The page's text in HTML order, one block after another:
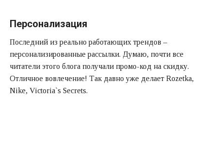
Персонализация
Последний из реально работающих трендов –
персонализированные рассылки. Думаю, почти все
читатели этого блога получали промо-код на скидку.
Отличное вовлечение! Так давно уже делает Rozetka,
Nike, Victoria`s Secrets.